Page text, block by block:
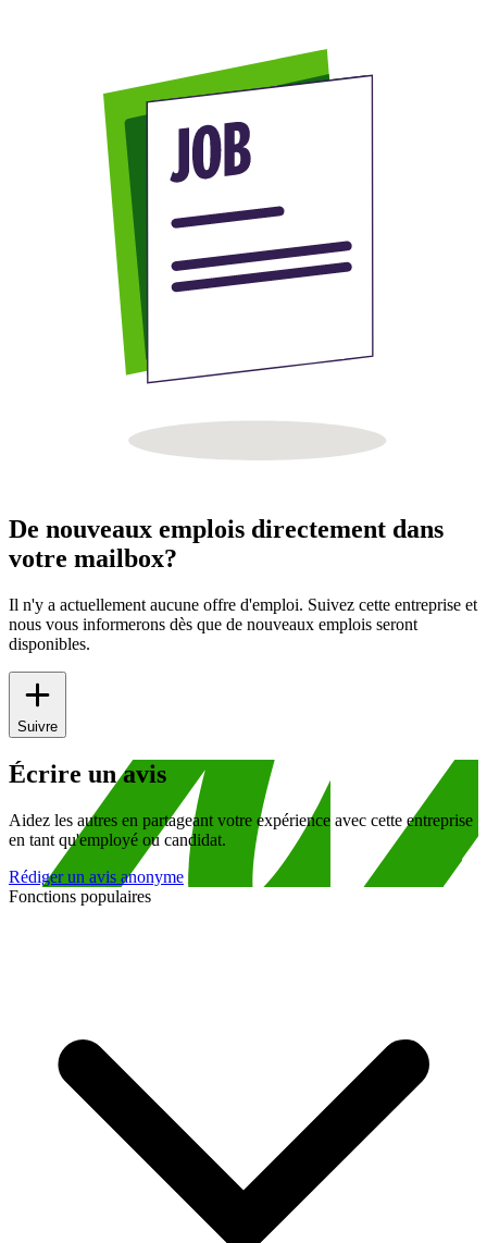
De nouveaux emplois directement dans
votre mailbox?
Il n'y a actuellement aucune offre d'emploi. Suivez cette entreprise et
nous vous informerons dès que de nouveaux emplois seront
disponibles.
Suivre
Écrire un avis
Aidez les autres en partageant votre expérience avec cette entreprise
en tant qu'employé ou candidat.
Rédiger un avis anonyme
Fonctions populaires